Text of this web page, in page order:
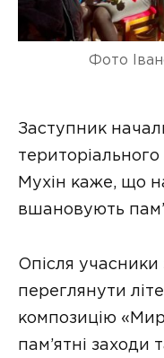
Фото
Заступник
Мухін каже, що
вшановують
Опісля
переглянути
композицію
пам’ятні заходи